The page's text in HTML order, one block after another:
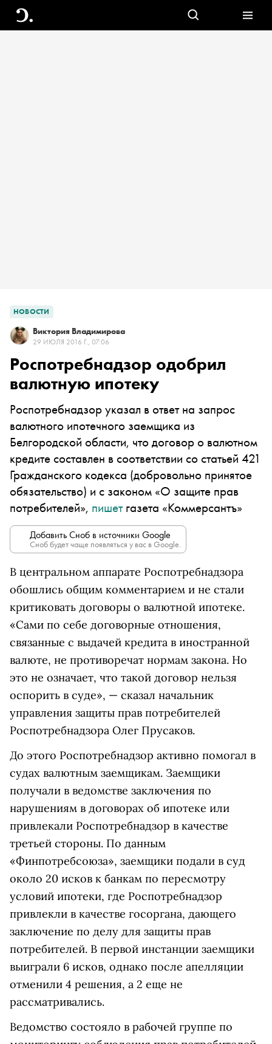
НОВОСТИ
Виктория Владимирова
29 ИЮЛЯ 2016 Г., 07:06
Роспотребнадзор одобрил
валютную ипотеку
Роспотребнадзор указал в ответ на запрос
валютного ипотечного заемщика из
Белгородской области, что договор о валютном
кредите составлен в соответствии со статьей 421
Гражданского кодекса (добровольно принятое
обязательство) и с законом «О защите прав
потребителей», пишетгазета «Коммерсантъ»
Добавить Сноб в источники Google
Сноб будет чаще появляться у вас в Google.
В центральном аппарате Роспотребнадзора
обошлись общим комментарием и не стали
критиковать договоры о валютной ипотеке.
«Сами по себе договорные отношения,
связанные с выдачей кредита в иностранной
валюте, не противоречат нормам закона. Но
это не означает, что такой договор нельзя
оспорить в суде», — сказал начальник
управления защиты прав потребителей
Роспотребнадзора Олег Прусаков.
До этого Роспотребнадзор активно помогал в
судах валютным заемщикам. Заемщики
получали в ведомстве заключения по
нарушениям в договорах об ипотеке или
привлекали Роспотребнадзор в качестве
третьей стороны. По данным
«Финпотребсоюза», заемщики подали в суд
около 20 исков к банкам по пересмотру
условий ипотеки, где Роспотребнадзор
привлекли в качестве госоргана, дающего
заключение по делу для защиты прав
потребителей. В первой инстанции заемщики
выиграли 6 исков, однако после апелляции
отменили 4 решения, а 2 еще не
рассматривались.
Ведомство состояло в рабочей группе по